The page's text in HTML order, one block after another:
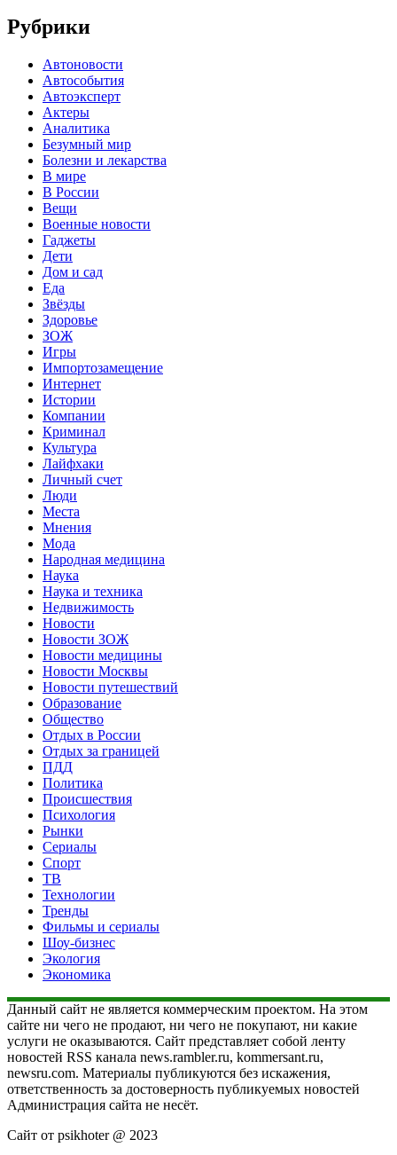
Рубрики
Автоновости
Автособытия
Автоэксперт
Актеры
Аналитика
Безумный мир
Болезни и лекарства
В мире
В России
Вещи
Военные новости
Гаджеты
Дети
Дом и сад
Еда
Звёзды
Здоровье
ЗОЖ
Игры
Импортозамещение
Интернет
Истории
Компании
Криминал
Культура
Лайфхаки
Личный счет
Люди
Места
Мнения
Мода
Народная медицина
Наука
Наука и техника
Недвижимость
Новости
Новости ЗОЖ
Новости медицины
Новости Москвы
Новости путешествий
Образование
Общество
Отдых в России
Отдых за границей
ПДД
Политика
Происшествия
Психология
Рынки
Сериалы
Спорт
ТВ
Технологии
Тренды
Фильмы и сериалы
Шоу-бизнес
Экология
Экономика
Данный сайт не является коммерческим проектом. На этом
сайте ни чего не продают, ни чего не покупают, ни какие
услуги не оказываются. Сайт представляет собой ленту
новостей RSS канала news.rambler.ru, kommersant.ru,
newsru.com. Материалы публикуются без искажения,
ответственность за достоверность публикуемых новостей
Администрация сайта не несёт.
Сайт от psikhoter @ 2023